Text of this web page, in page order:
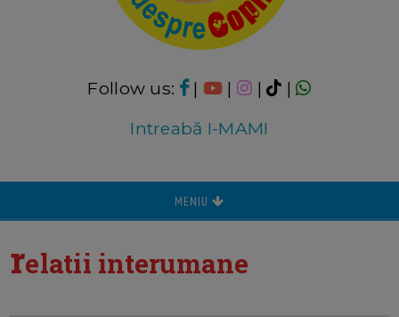
Follow us: | | |
|
Intreabă I-MAMI
MENIU
relatii interumane